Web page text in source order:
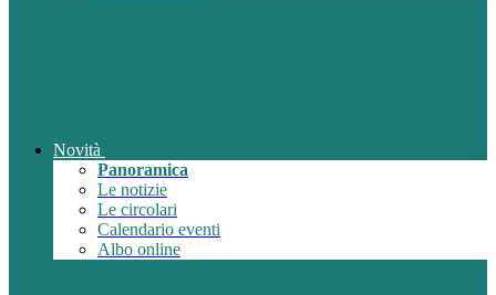
Novità
Panoramica
Le notizie
Le circolari
Calendario eventi
Albo online